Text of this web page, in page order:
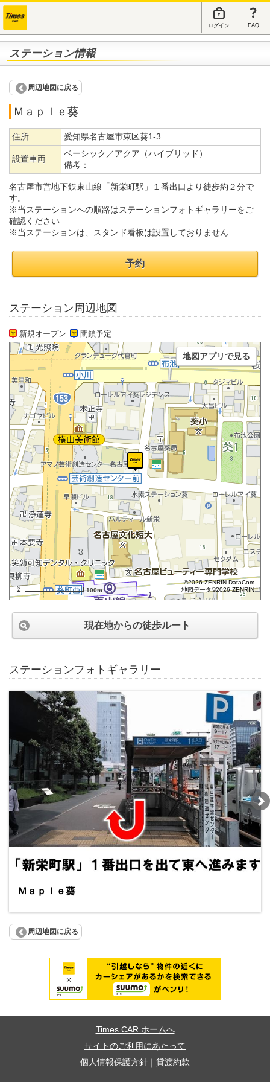
ログイン FAQ
ステーション情報
周辺地図に戻る
Ｍａｐｌｅ葵
住所 愛知県名古屋市東区葵1-3
設置車両
ベーシック／アクア（ハイブリッド）
備考：
名古屋市営地下鉄東山線「新栄町駅」１番出口より徒歩約２分で
す。
※当ステーションへの順路はステーションフォトギャラリーをご
確認ください
※当ステーションは、スタンド看板は設置しておりません
予約
ステーション周辺地図
新規オープン 閉鎖予定
100m
©2026 ZENRIN DataCom
地図データ©2026 ZENRIN
地図アプリで見る
現在地からの徒歩ルート
ステーションフォトギャラリー
Ｍａｐｌｅ葵
周辺地図に戻る
Times CAR ホームへ
サイトのご利用にあたって
個人情報保護方針
貸渡約款